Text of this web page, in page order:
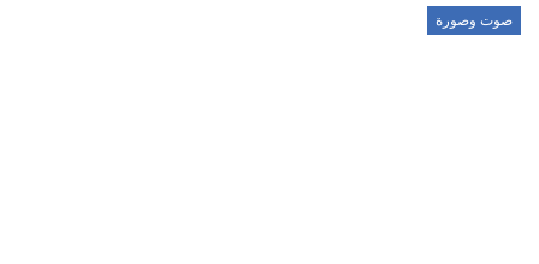
صوت وصورة